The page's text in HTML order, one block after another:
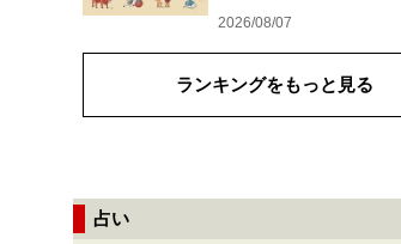
2026/08/07
ランキングをもっと見る
占い